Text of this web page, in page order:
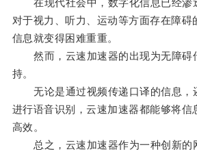
在现代社会中，数字化信息已经渗
对于视力、听力、运动等方面存在障碍
信息就变得困难重重。
然而，云速加速器的出现为无障碍
持。
无论是通过视频传递口译的信息，
进行语音识别，云速加速器都能够将信
高效。
总之，云速加速器作为一种创新的